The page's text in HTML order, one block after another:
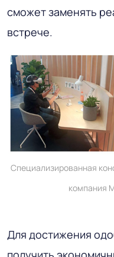
сможет заменять
встрече.
Специализированная
компания
Для достижения